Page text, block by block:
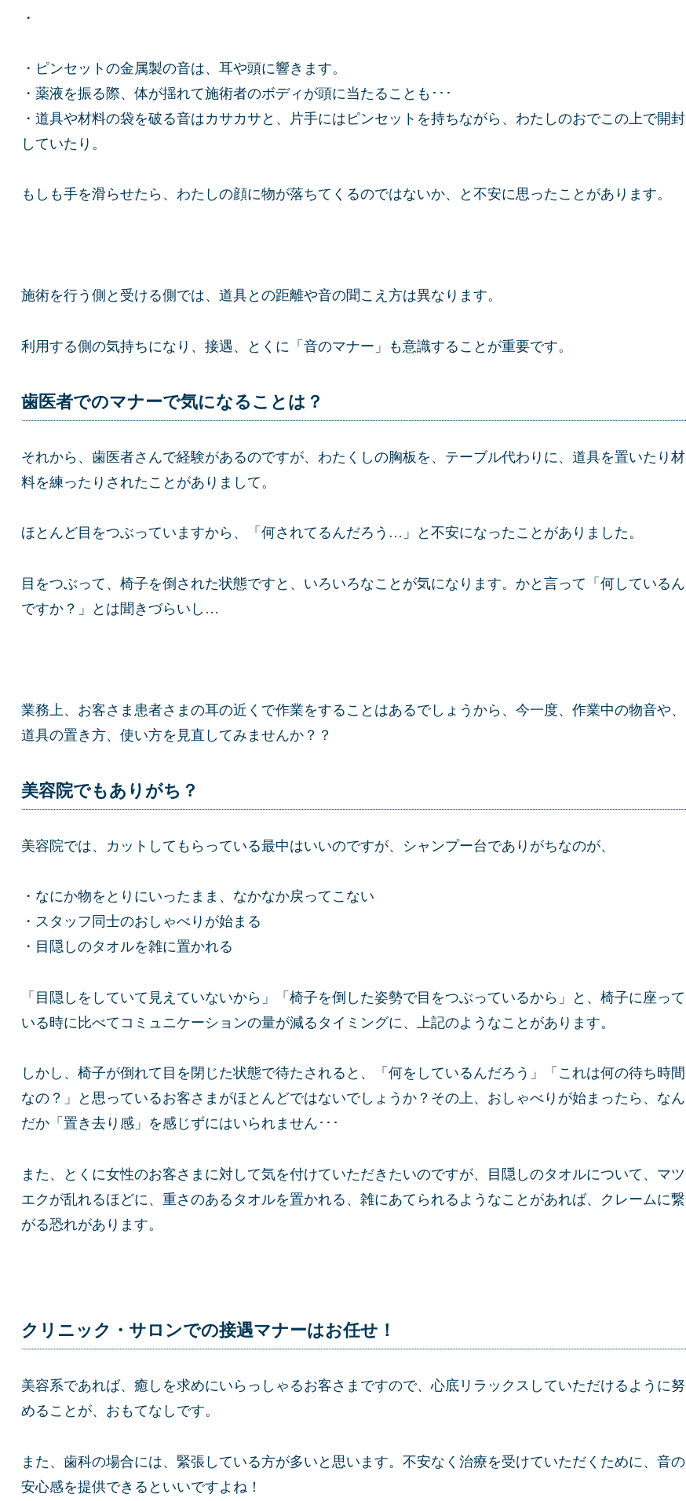
・
・ピンセットの金属製の音は、耳や頭に響きます。
・薬液を振る際、体が揺れて施術者のボディが頭に当たることも･･･
・道具や材料の袋を破る音はカサカサと、片手にはピンセットを持ちながら、わたしのおでこの上で開封
していたり。
もしも手を滑らせたら、わたしの顔に物が落ちてくるのではないか、と不安に思ったことがあります。
施術を行う側と受ける側では、道具との距離や音の聞こえ方は異なります。
利用する側の気持ちになり、接遇、とくに「音のマナー」も意識することが重要です。
歯医者でのマナーで気になることは？
それから、歯医者さんで経験があるのですが、わたくしの胸板を、テーブル代わりに、道具を置いたり材
料を練ったりされたことがありまして。
ほとんど目をつぶっていますから、「何されてるんだろう…」と不安になったことがありました。
目をつぶって、椅子を倒された状態ですと、いろいろなことが気になります。かと言って「何しているん
ですか？」とは聞きづらいし…
業務上、お客さま患者さまの耳の近くで作業をすることはあるでしょうから、今一度、作業中の物音や、
道具の置き方、使い方を見直してみませんか？？
美容院でもありがち？
美容院では、カットしてもらっている最中はいいのですが、シャンプー台でありがちなのが、
・なにか物をとりにいったまま、なかなか戻ってこない
・スタッフ同士のおしゃべりが始まる
・目隠しのタオルを雑に置かれる
「目隠しをしていて見えていないから」「椅子を倒した姿勢で目をつぶっているから」と、椅子に座って
いる時に比べてコミュニケーションの量が減るタイミングに、上記のようなことがあります。
しかし、椅子が倒れて目を閉じた状態で待たされると、「何をしているんだろう」「これは何の待ち時間
なの？」と思っているお客さまがほとんどではないでしょうか？その上、おしゃべりが始まったら、なん
だか「置き去り感」を感じずにはいられません･･･
また、とくに女性のお客さまに対して気を付けていただきたいのですが、目隠しのタオルについて、マツ
エクが乱れるほどに、重さのあるタオルを置かれる、雑にあてられるようなことがあれば、クレームに繋
がる恐れがあります。
クリニック・サロンでの接遇マナーはお任せ！
美容系であれば、癒しを求めにいらっしゃるお客さまですので、心底リラックスしていただけるように努
めることが、おもてなしです。
また、歯科の場合には、緊張している方が多いと思います。不安なく治療を受けていただくために、音の
安心感を提供できるといいですよね！